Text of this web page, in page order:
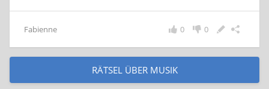
Fabienne 0
0
RÄTSEL ÜBER MUSIK